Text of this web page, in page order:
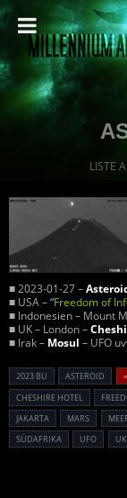
LISTE
■ 2023-01-27 –
■ USA – “Freedom of
■ Indonesien – Mount
■ UK – London –
■ Irak – Mosul – UFO
2023 BU ASTEROID
CHESHIRE HOTEL
JAKARTA
MARS
SÜDAFRIKA
UFO UK